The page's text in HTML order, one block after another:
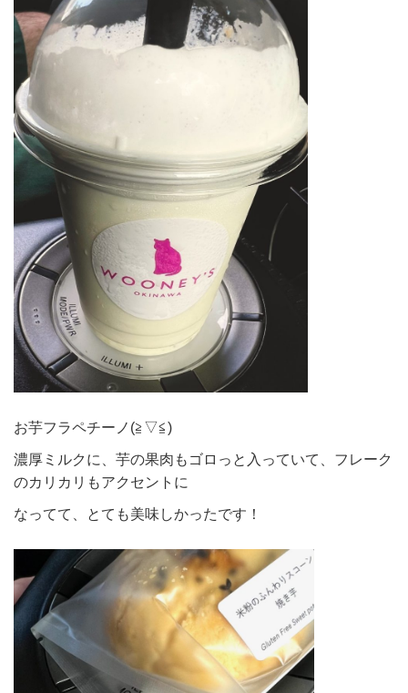
お芋フラペチーノ(≧▽≦)
濃厚ミルクに、芋の果肉もゴロっと入っていて、フレーク
のカリカリもアクセントに
なってて、とても美味しかったです！